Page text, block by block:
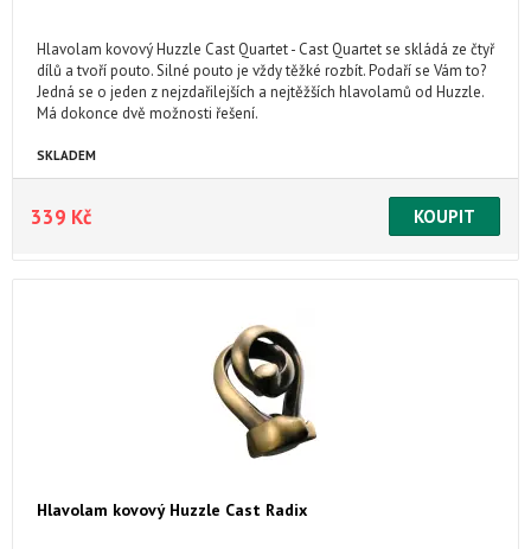
Hlavolam kovový Huzzle Cast Quartet - Cast Quartet se skládá ze čtyř
dílů a tvoří pouto. Silné pouto je vždy těžké rozbít. Podaří se Vám to?
Jedná se o jeden z nejzdařilejších a nejtěžších hlavolamů od Huzzle.
Má dokonce dvě možnosti řešení.
SKLADEM
339 Kč
Hlavolam kovový Huzzle Cast Radix